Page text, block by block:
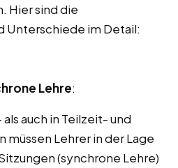
Hier sind die
Unterschiede im Detail:
Lehre:
auch in Teilzeit- und
Lehrer in der Lage
(synchrone Lehre)